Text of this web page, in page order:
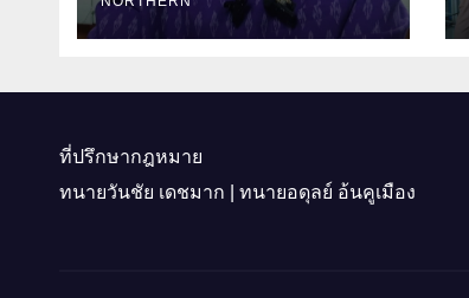
มุ่งประโยชน์เกษตรกร ดึง
นวัตกรรม-จับคู่ธุรกิจดัน
(คลิป)
ที่ปรึกษากฎหมาย
ทนายวันชัย เดชมาก | ทนายอดุลย์ อ้นคูเมือง